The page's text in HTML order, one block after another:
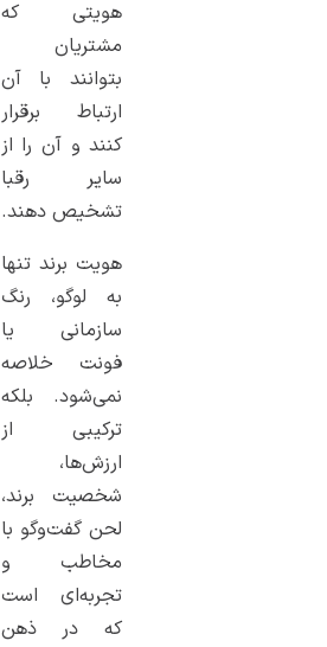
هویتی که
مشتریان
بتوانند با آن
ارتباط برقرار
کنند و آن را از
سایر رقبا
تشخیص دهند.
هویت برند تنها
به لوگو، رنگ
سازمانی یا
فونت خلاصه
نمی‌شود. بلکه
ترکیبی از
ارزش‌ها،
شخصیت برند،
لحن گفت‌وگو با
مخاطب و
تجربه‌ای است
که در ذهن